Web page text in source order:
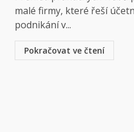
malé firmy, které řeší
podnikání v...
Pokračovat ve čtení